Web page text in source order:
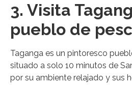
3. Visita
pueblo de
Taganga es un pintoresco
situado a solo 10 minutos de
por su ambiente relajado y sus